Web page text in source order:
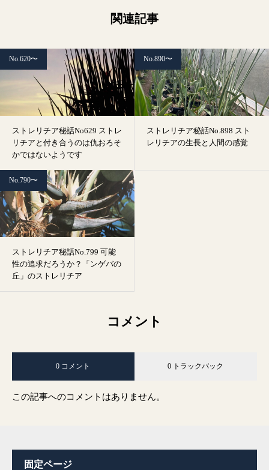
関連記事
No.620〜
ストレリチア秘話No629 ストレ
リチアと付き合うのは仇おろそ
かではないようです
No.890〜
ストレリチア秘話No.898 スト
レリチアの生長と人間の感覚
No.790〜
ストレリチア秘話No.799 可能
性の追求だろうか？「ンゲバの
丘」のストレリチア
コメント
0 コメント 0 トラックバック
この記事へのコメントはありません。
固定ページ